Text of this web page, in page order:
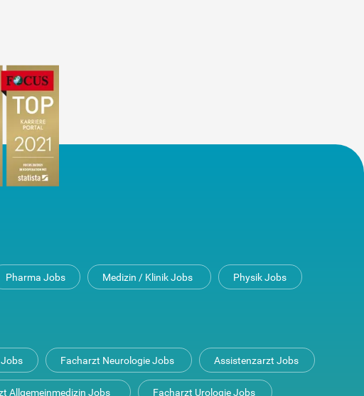
Pharma Jobs Medizin / Klinik Jobs Physik Jobs
Facharzt Neurologie Jobs Assistenzarzt Jobs
Allgemeinmedizin Jobs Facharzt Urologie Jobs